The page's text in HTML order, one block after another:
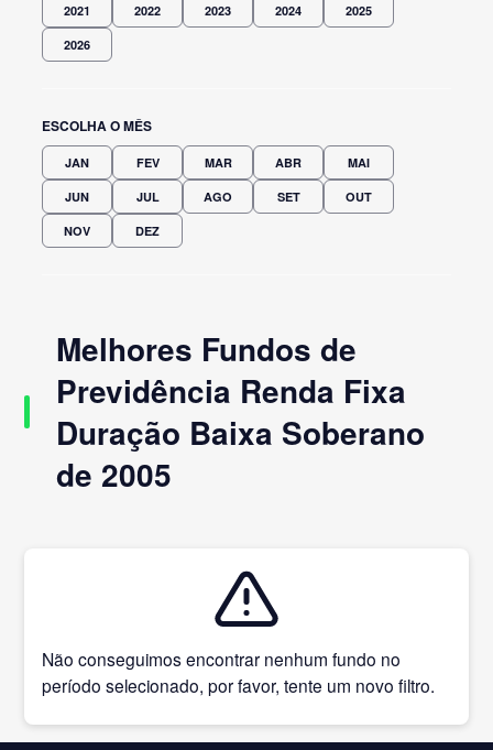
2021 2022 2023 2024 2025
2026
ESCOLHA O MÊS
JAN FEV MAR ABR MAI
JUN JUL AGO SET OUT
NOV DEZ
Melhores Fundos de
Previdência Renda Fixa
Duração Baixa Soberano
de 2005
Não conseguimos encontrar nenhum fundo no
período selecionado, por favor, tente um novo filtro.